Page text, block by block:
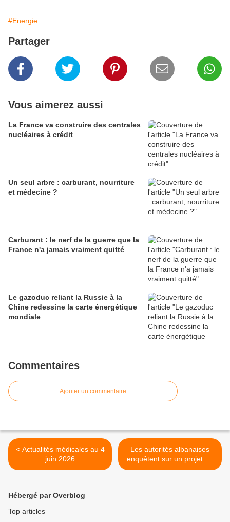
#Energie
Partager
Vous aimerez aussi
La France va construire des centrales
nucléaires à crédit
Un seul arbre : carburant, nourriture
et médecine ?
Carburant : le nerf de la guerre que la
France n'a jamais vraiment quitté
Le gazoduc reliant la Russie à la
Chine redessine la carte énergétique
mondiale
Commentaires
Ajouter un commentaire
< Actualités médicales au 4
juin 2026
Les autorités albanaises
enquêtent sur un projet de
station balnéaire lié à Jared
Hébergé par Overblog
Top articles